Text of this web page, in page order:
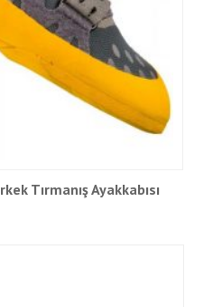
Tırmanış Ayakkabısı